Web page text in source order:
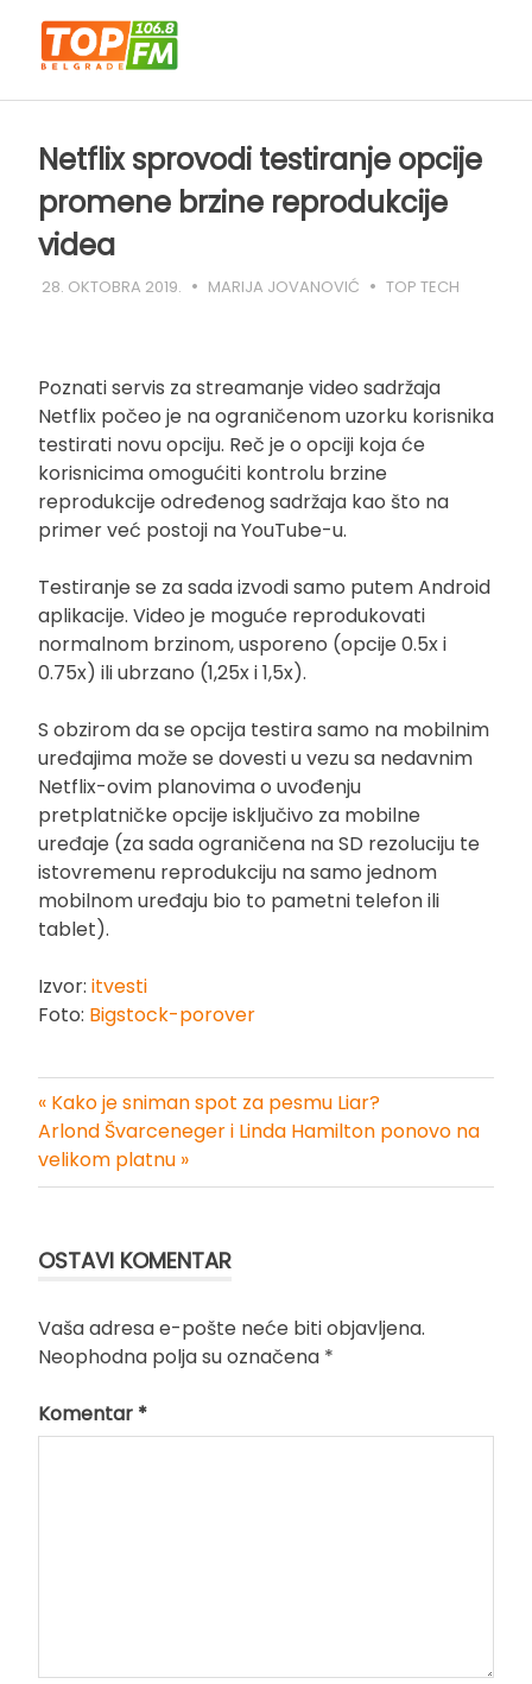
content
Netflix sprovodi testiranje opcije
promene brzine reprodukcije
videa
28. OKTOBRA 2019. MARIJA JOVANOVIĆ TOP TECH
Poznati servis za streamanje video sadržaja
Netflix počeo je na ograničenom uzorku korisnika
testirati novu opciju. Reč je o opciji koja će
korisnicima omogućiti kontrolu brzine
reprodukcije određenog sadržaja kao što na
primer već postoji na YouTube-u.
Testiranje se za sada izvodi samo putem Android
aplikacije. Video je moguće reprodukovati
normalnom brzinom, usporeno (opcije 0.5x i
0.75x) ili ubrzano (1,25x i 1,5x).
S obzirom da se opcija testira samo na mobilnim
uređajima može se dovesti u vezu sa nedavnim
Netflix-ovim planovima o uvođenju
pretplatničke opcije isključivo za mobilne
uređaje (za sada ograničena na SD rezoluciju te
istovremenu reprodukciju na samo jednom
mobilnom uređaju bio to pametni telefon ili
tablet).
Izvor: itvesti
Foto: Bigstock-porover
Kretanje
članka
« Kako je sniman spot za pesmu Liar?
Arlond Švarceneger i Linda Hamilton ponovo na
velikom platnu »
OSTAVI KOMENTAR
Vaša adresa e-pošte neće biti objavljena.
Neophodna polja su označena *
Komentar *